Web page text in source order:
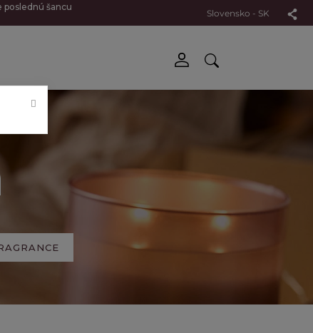
poslednú šancu
Slovensko - SK